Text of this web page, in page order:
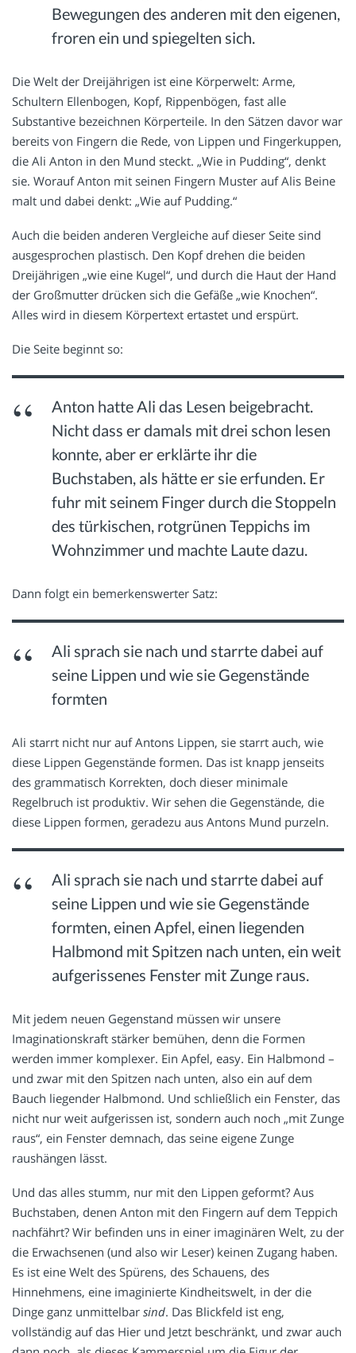
Bewegungen des anderen mit den eigenen,
froren ein und spiegelten sich.
Die Welt der Dreijährigen ist eine Körperwelt: Arme,
Schultern Ellenbogen, Kopf, Rippenbögen, fast alle
Substantive bezeichnen Körperteile. In den Sätzen davor war
bereits von Fingern die Rede, von Lippen und Fingerkuppen,
die Ali Anton in den Mund steckt. „Wie in Pudding“, denkt
sie. Worauf Anton mit seinen Fingern Muster auf Alis Beine
malt und dabei denkt: „Wie auf Pudding.“
Auch die beiden anderen Vergleiche auf dieser Seite sind
ausgesprochen plastisch. Den Kopf drehen die beiden
Dreijährigen „wie eine Kugel“, und durch die Haut der Hand
der Großmutter drücken sich die Gefäße „wie Knochen“.
Alles wird in diesem Körpertext ertastet und erspürt.
Die Seite beginnt so:
Anton hatte Ali das Lesen beigebracht.
Nicht dass er damals mit drei schon lesen
konnte, aber er erklärte ihr die
Buchstaben, als hätte er sie erfunden. Er
fuhr mit seinem Finger durch die Stoppeln
des türkischen, rotgrünen Teppichs im
Wohnzimmer und machte Laute dazu.
Dann folgt ein bemerkenswerter Satz:
Ali sprach sie nach und starrte dabei auf
seine Lippen und wie sie Gegenstände
formten
Ali starrt nicht nur auf Antons Lippen, sie starrt auch, wie
diese Lippen Gegenstände formen. Das ist knapp jenseits
des grammatisch Korrekten, doch dieser minimale
Regelbruch ist produktiv. Wir sehen die Gegenstände, die
diese Lippen formen, geradezu aus Antons Mund purzeln.
Ali sprach sie nach und starrte dabei auf
seine Lippen und wie sie Gegenstände
formten, einen Apfel, einen liegenden
Halbmond mit Spitzen nach unten, ein weit
aufgerissenes Fenster mit Zunge raus.
Mit jedem neuen Gegenstand müssen wir unsere
Imaginationskraft stärker bemühen, denn die Formen
werden immer komplexer. Ein Apfel, easy. Ein Halbmond –
und zwar mit den Spitzen nach unten, also ein auf dem
Bauch liegender Halbmond. Und schließlich ein Fenster, das
nicht nur weit aufgerissen ist, sondern auch noch „mit Zunge
raus“, ein Fenster demnach, das seine eigene Zunge
raushängen lässt.
Und das alles stumm, nur mit den Lippen geformt? Aus
Buchstaben, denen Anton mit den Fingern auf dem Teppich
nachfährt? Wir befinden uns in einer imaginären Welt, zu der
die Erwachsenen (und also wir Leser) keinen Zugang haben.
Es ist eine Welt des Spürens, des Schauens, des
Hinnehmens, eine imaginierte Kindheitswelt, in der die
Dinge ganz unmittelbar sind. Das Blickfeld ist eng,
vollständig auf das Hier und Jetzt beschränkt, und zwar auch